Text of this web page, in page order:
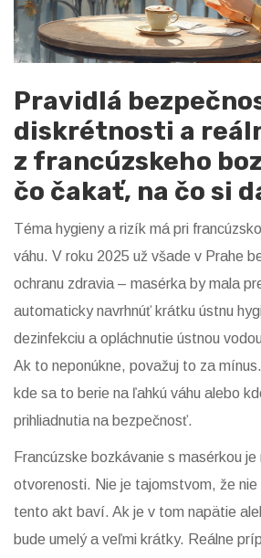
Pravidlá
diskrétnosti a
z francúzskeho
čo čakať, na čo si
Téma hygieny a rizík má pri
váhu. V roku 2025 už všade v Prahe
ochranu zdravia – masérka by mala
automaticky navrhnúť krátku ústnu
dezinfekciu a opláchnutie ústnou
Ak to neponúkne, považuj to za
kde sa to berie na ľahkú váhu alebo
prihliadnutia na bezpečnosť.
Francúzske bozkávanie s masérkou
otvorenosti. Nie je tajomstvom, že nie
tento akt baví. Ak je v tom napätie
bude umelý a veľmi krátky. Reálne